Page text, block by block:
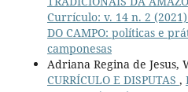
Currículo: v. 14 n. 2
DO CAMPO: políticas e
camponesas
Adriana Regina de Jesus,
CURRÍCULO E DISPUTAS ,